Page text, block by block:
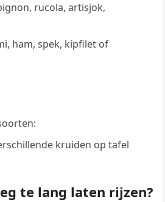
rucola, artisjok,
ham, spek, kipfilet of
kruiden op tafel
te lang laten rijzen?